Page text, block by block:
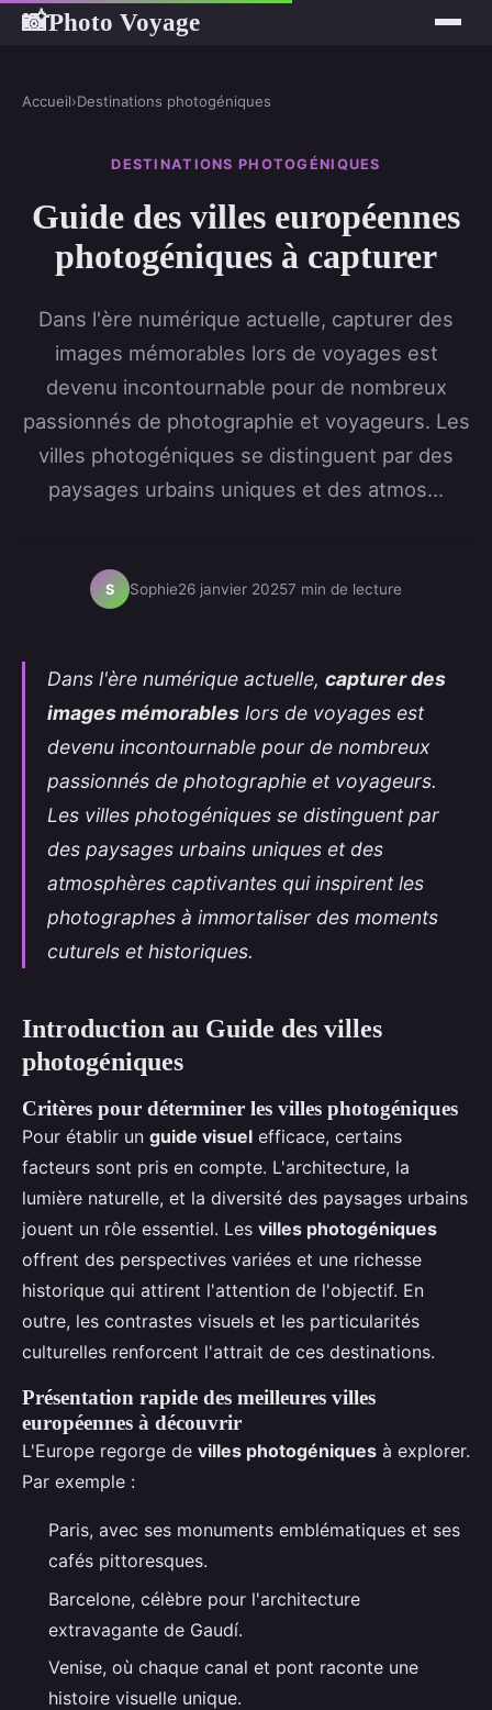
📸Photo Voyage
Accueil›Destinations photogéniques
DESTINATIONS PHOTOGÉNIQUES
Guide des villes européennes
photogéniques à capturer
Dans l'ère numérique actuelle, capturer des
images mémorables lors de voyages est
devenu incontournable pour de nombreux
passionnés de photographie et voyageurs. Les
villes photogéniques se distinguent par des
paysages urbains uniques et des atmos...
S Sophie26 janvier 20257 min de lecture
Dans l'ère numérique actuelle, capturer des
images mémorables lors de voyages est
devenu incontournable pour de nombreux
passionnés de photographie et voyageurs.
Les villes photogéniques se distinguent par
des paysages urbains uniques et des
atmosphères captivantes qui inspirent les
photographes à immortaliser des moments
cuturels et historiques.
Introduction au Guide des villes
photogéniques
Critères pour déterminer les villes photogéniques
Pour établir un guide visuel efficace, certains
facteurs sont pris en compte. L'architecture, la
lumière naturelle, et la diversité des paysages urbains
jouent un rôle essentiel. Les villes photogéniques
offrent des perspectives variées et une richesse
historique qui attirent l'attention de l'objectif. En
outre, les contrastes visuels et les particularités
culturelles renforcent l'attrait de ces destinations.
Présentation rapide des meilleures villes
européennes à découvrir
L'Europe regorge de villes photogéniques à explorer.
Par exemple :
Paris, avec ses monuments emblématiques et ses
cafés pittoresques.
Barcelone, célèbre pour l'architecture
extravagante de Gaudí.
Venise, où chaque canal et pont raconte une
histoire visuelle unique.